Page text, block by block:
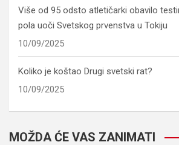
Više od 95 odsto atletičarki obavilo
pola uoči Svetskog prvenstva u Tokiju
10/09/2025
Koliko je koštao Drugi svetski rat?
10/09/2025
MOŽDA ĆE VAS ZANIMATI